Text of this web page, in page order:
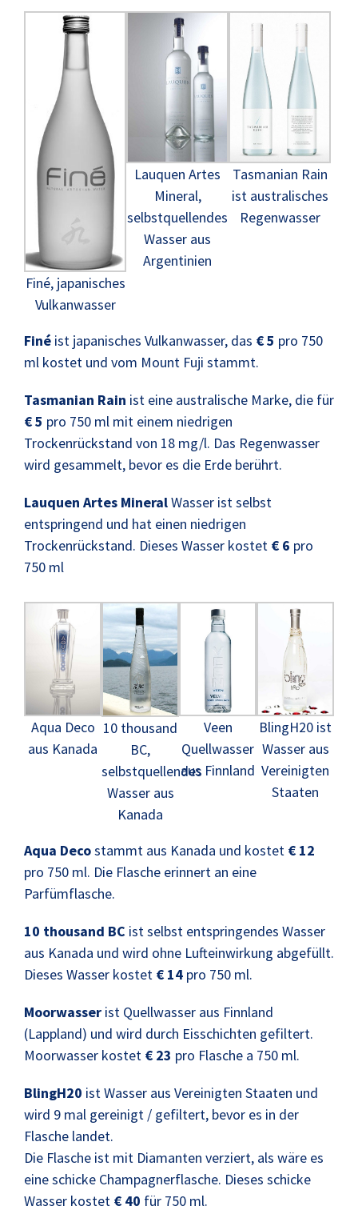
Finé, japanisches
Vulkanwasser
Lauquen Artes
Mineral,
selbstquellendes
Wasser aus
Argentinien
Tasmanian Rain
ist australisches
Regenwasser
Finé ist japanisches Vulkanwasser, das € 5 pro 750
ml kostet und vom Mount Fuji stammt.
Tasmanian Rain ist eine australische Marke, die für
€ 5 pro 750 ml mit einem niedrigen
Trockenrückstand von 18 mg/l. Das Regenwasser
wird gesammelt, bevor es die Erde berührt.
Lauquen Artes MineralWasser ist selbst
entspringend und hat einen niedrigen
Trockenrückstand. Dieses Wasser kostet € 6 pro
750 ml
Aqua Deco
aus Kanada
10 thousand
BC,
selbstquellendes
Wasser aus
Kanada
Veen
Quellwasser
aus Finnland
BlingH20 ist
Wasser aus
Vereinigten
Staaten
Aqua Decostammt aus Kanada und kostet € 12
pro 750 ml. Die Flasche erinnert an eine
Parfümflasche.
10 thousand BC ist selbst entspringendes Wasser
aus Kanada und wird ohne Lufteinwirkung abgefüllt.
Dieses Wasser kostet € 14 pro 750 ml.
Moorwasser ist Quellwasser aus Finnland
(Lappland) und wird durch Eisschichten gefiltert.
Moorwasser kostet € 23 pro Flasche a 750 ml.
BlingH20 ist Wasser aus Vereinigten Staaten und
wird 9 mal gereinigt / gefiltert, bevor es in der
Flasche landet.
Die Flasche ist mit Diamanten verziert, als wäre es
eine schicke Champagnerflasche. Dieses schicke
Wasser kostet € 40 für 750 ml.